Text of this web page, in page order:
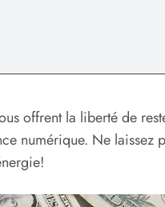
offrent la liberté de
numérique. Ne laissez